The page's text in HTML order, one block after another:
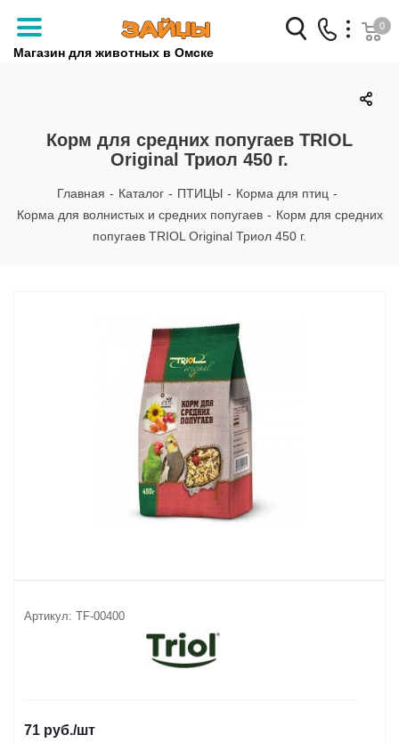
Магазин для животных в Омске
Заказать звонок
+7 (3812) 79-04-04
+7 (950) 959-88-32
0
Корм для средних попугаев TRIOL
Original Триол 450 г.
Главная - Каталог - ПТИЦЫ - Корма для птиц -
Корма для волнистых и средних попугаев - Корм для средних
попугаев TRIOL Original Триол 450 г.
Артикул: TF-00400
71 руб./шт